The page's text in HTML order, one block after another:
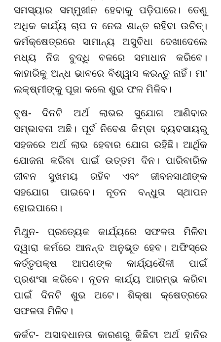
ସମସ୍ୟାର ସମ୍ମୁଖୀନ ହେବାକୁ ପଡ଼ିପାରେ। ତେଣୁ
ଅଧିକ କାର୍ଯ୍ୟ ଚାପ ନ ନେଇ ଶାନ୍ତ ରହିବା ଉଚିତ୍।
କର୍ମକ୍ଷେତ୍ରରେ ସାମାନ୍ୟ ଅସୁବିଧା ଦେଖାଦେଲେ
ମଧ୍ୟ ନିଜ ବୁଦ୍ଧି ବଳରେ ସମାଧାନ କରିବେ।
କାହାରିକୁ ଅନ୍ଧ ଭାବରେ ବିଶ୍ୱାସ କରନ୍ତୁ ନାହିଁ। ମା'
ଲକ୍ଷ୍ମୀଙ୍କୁ ପୂଜା କଲେ ଶୁଭ ଫଳ ମିଳିବ।
ବୃଷ- ଦିନଟି ଅର୍ଥ ଲାଭର ସୁଯୋଗ ଆଣିବାର
ସମ୍ଭାବନା ଅଛି। ପୂର୍ବ ନିବେଶ କିମ୍ବା ବ୍ୟବସାୟରୁ
ସହଜରେ ଅର୍ଥ ଲାଭ ହେବାର ଯୋଗ ରହିଛି। ଆର୍ଥିକ
ଯୋଜନା କରିବା ପାଇଁ ଉତ୍ତମ ଦିନ। ପାରିବାରିକ
ଜୀବନ ସୁଖମୟ ରହିବ ଏବଂ ଜୀବନସାଥୀଙ୍କ
ସହଯୋଗ ପାଇବେ। ନୂତନ ବନ୍ଧୁତା ସ୍ଥାପନ
ହୋଇପାରେ।
ମିଥୁନ- ପ୍ରତ୍ୟେକ କାର୍ଯ୍ୟରେ ସଫଳତା ମିଳିବା
ଦ୍ୱାରା କର୍ମରେ ଆନନ୍ଦ ଅନୁଭୂତ ହେବ। ଅଫିସ୍‌ରେ
କର୍ତ୍ତୃପକ୍ଷ ଆପଣଙ୍କ କାର୍ଯ୍ୟଶୈଳୀ ପାଇଁ
ପ୍ରଶଂସା କରିବେ। ନୂତନ କାର୍ଯ୍ୟ ଆରମ୍ଭ କରିବା
ପାଇଁ ଦିନଟି ଶୁଭ ଅଟେ। ଶିକ୍ଷା କ୍ଷେତ୍ରରେ
ସଫଳତା ମିଳିବ।
କର୍କଟ- ଅସାବଧାନତା କାରଣରୁ କିଛିଟା ଅର୍ଥ ହାନିର